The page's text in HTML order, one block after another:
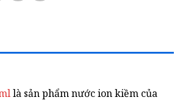
là sản phẩm nước ion kiềm của